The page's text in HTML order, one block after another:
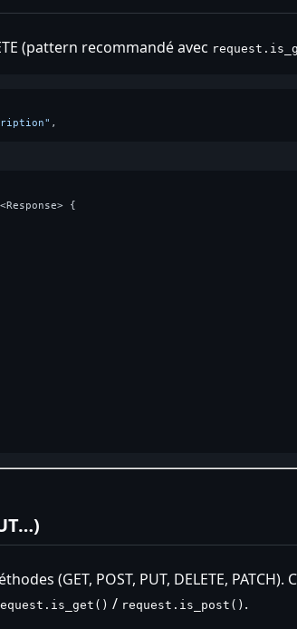
(pattern recommandé avec
{
(GET, POST, PUT, DELETE,
/ request.is_post() .